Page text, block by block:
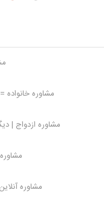
مشاوره
مشاوره ازدواج |
مشاوره
مرکز مشاوره
دلایل بسیاری داشته
آورد در این شرایط باید
مرکز مشاوره ستاره